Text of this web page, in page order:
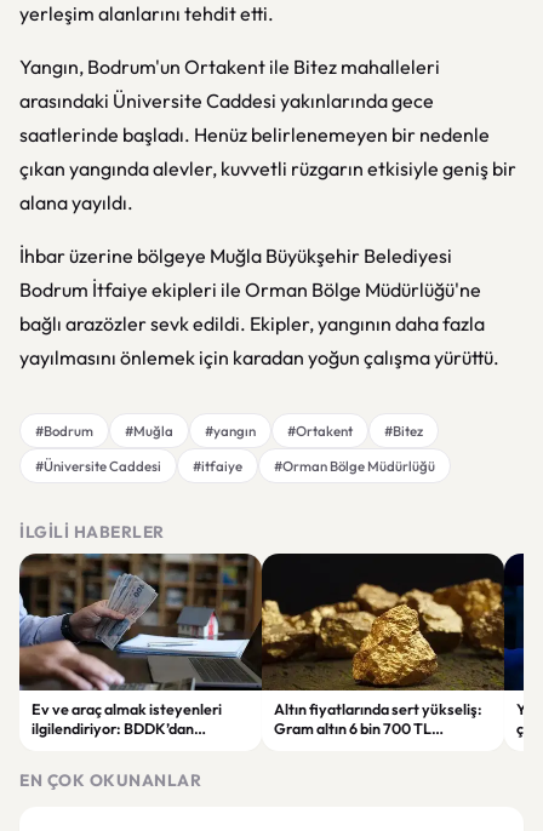
yerleşim alanlarını tehdit etti.
Yangın, Bodrum'un Ortakent ile Bitez mahalleleri
arasındaki Üniversite Caddesi yakınlarında gece
saatlerinde başladı. Henüz belirlenemeyen bir nedenle
çıkan yangında alevler, kuvvetli rüzgarın etkisiyle geniş bir
alana yayıldı.
İhbar üzerine bölgeye Muğla Büyükşehir Belediyesi
Bodrum İtfaiye ekipleri ile Orman Bölge Müdürlüğü'ne
bağlı arazözler sevk edildi. Ekipler, yangının daha fazla
yayılmasını önlemek için karadan yoğun çalışma yürüttü.
#Bodrum #Muğla #yangın #Ortakent
#Bitez
#Üniversite Caddesi
#itfaiye #Orman Bölge Müdürlüğü
İLGILI HABERLER
Ev ve araç almak isteyenleri
ilgilendiriyor: BDDK’dan
Altın fiyatlarında sert yükseliş:
Gram altın 6 bin 700 TL
EN ÇOK OKUNANLAR